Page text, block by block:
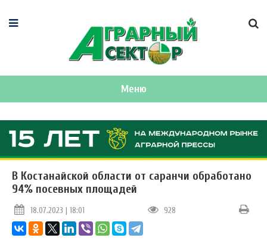
Меню
В Костанайской области от саранчи обработано
94% посевных площадей
18.07.2023 | 18:01 928